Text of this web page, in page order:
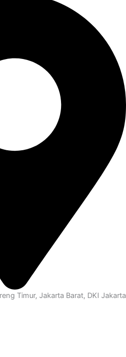
Timur, Jakarta Barat, DKI Jakarta